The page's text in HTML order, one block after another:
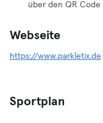
über den QR
Webseite
https://www.parkletix.de
Sportplan